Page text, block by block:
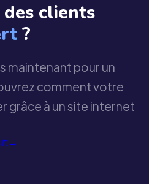
clients
?
maintenant pour un
comment votre
grâce à un site internet
→